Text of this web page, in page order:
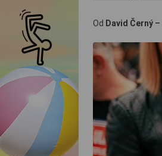
Od David Černý –